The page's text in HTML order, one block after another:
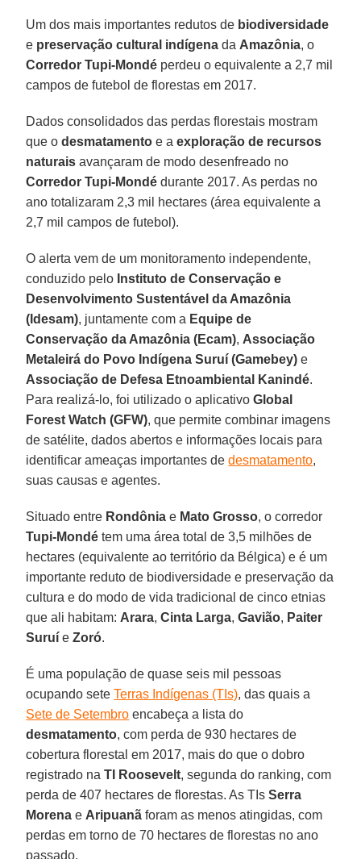
Um dos mais importantes redutos de biodiversidade
e preservação cultural indígena da Amazônia, o
Corredor Tupi-Mondé perdeu o equivalente a 2,7 mil
campos de futebol de florestas em 2017.
Dados consolidados das perdas florestais mostram
que odesmatamento e aexploração de recursos
naturais avançaram de modo desenfreado no
Corredor Tupi-Mondé durante 2017. As perdas no
ano totalizaram 2,3 mil hectares (área equivalente a
2,7 mil campos de futebol).
O alerta vem de um monitoramento independente,
conduzido pelo Instituto de Conservação e
Desenvolvimento Sustentável da Amazônia
(Idesam), juntamente com a Equipe de
Conservação da Amazônia (Ecam), Associação
Metaleirá do Povo Indígena Suruí (Gamebey) e
Associação de Defesa Etnoambiental Kanindé.
Para realizá-lo, foi utilizado o aplicativoGlobal
Forest Watch (GFW), que permite combinar imagens
de satélite, dados abertos e informações locais para
identificar ameaças importantes dedesmatamento,
suas causas e agentes.
Situado entre Rondônia e Mato Grosso, o corredor
Tupi-Mondé tem uma área total de 3,5 milhões de
hectares (equivalente ao território da Bélgica) e é um
importante reduto de biodiversidade e preservação da
cultura e do modo de vida tradicional de cinco etnias
que ali habitam: Arara,Cinta Larga,Gavião, Paiter
Suruí eZoró.
É uma população de quase seis mil pessoas
ocupando seteTerras Indígenas (TIs), das quais a
Sete de Setembro encabeça a lista do
desmatamento, com perda de 930 hectares de
cobertura florestal em 2017, mais do que o dobro
registrado naTI Roosevelt, segunda do ranking, com
perda de 407 hectares de florestas. As TIsSerra
Morena e Aripuanã foram as menos atingidas, com
perdas em torno de 70 hectares de florestas no ano
passado.